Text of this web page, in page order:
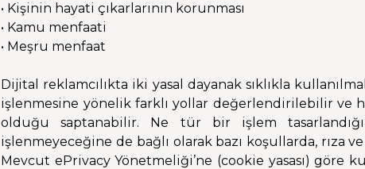
• Kişinin hayati çıkarlarının korunması
• Kamu menfaati
• Meşru menfaat
Dijital reklamcılıkta iki yasal dayanak sıklıkla
işlenmesine yönelik farklı yollar değerlendirilebilir ve
olduğu saptanabilir. Ne tür bir işlem
işlenmeyeceğine de bağlı olarak bazı koşullarda, rıza
Mevcut ePrivacy Yönetmeliği’ne (cookie yasası) göre